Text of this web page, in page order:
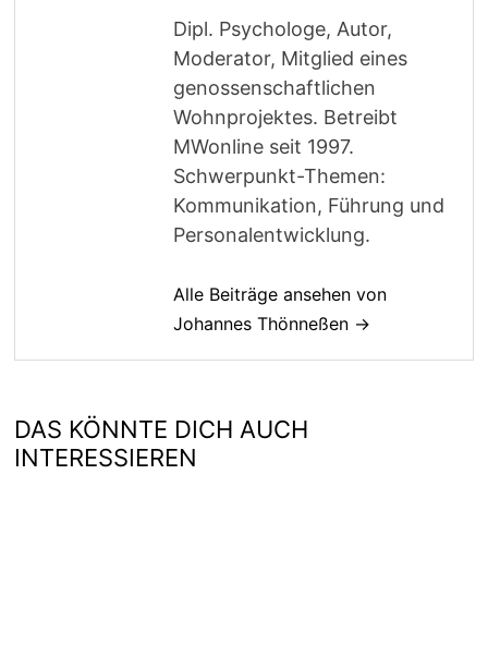
Dipl. Psychologe, Autor,
Moderator, Mitglied eines
genossenschaftlichen
Wohnprojektes. Betreibt
MWonline seit 1997.
Schwerpunkt-Themen:
Kommunikation, Führung und
Personalentwicklung.
Alle Beiträge ansehen von
Johannes Thönneßen →
DAS KÖNNTE DICH AUCH
INTERESSIEREN